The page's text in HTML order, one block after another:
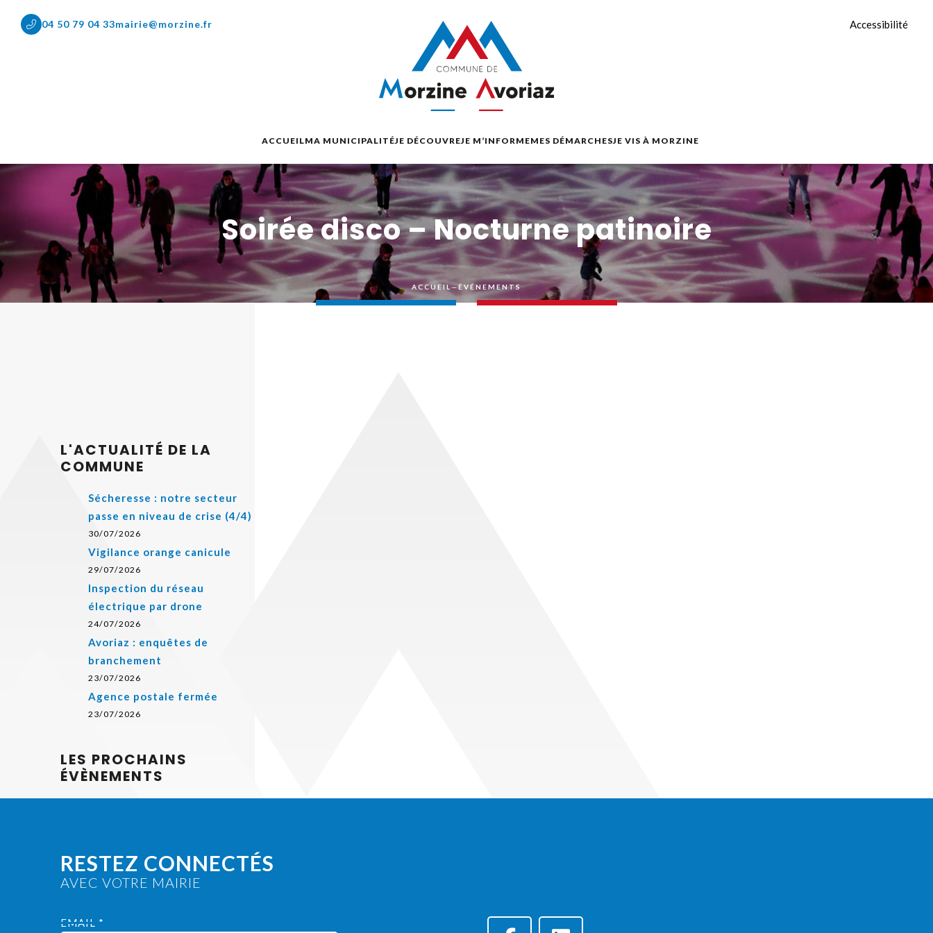
04 50 79 04 33mairie@morzine.fr Accessibilité
ACCUEILMA MUNICIPALITÉJE DÉCOUVREJE M’INFORMEMES DÉMARCHESJE VIS À MORZINE
Soirée disco – Nocturne patinoire
ACCUEIL—ÉVÉNEMENTS
L'ACTUALITÉ DE LA
COMMUNE
Sécheresse : notre secteur
passe en niveau de crise (4/4)
30/07/2026
Vigilance orange canicule
29/07/2026
Inspection du réseau
électrique par drone
24/07/2026
Avoriaz : enquêtes de
branchement
23/07/2026
Agence postale fermée
23/07/2026
LES PROCHAINS
ÉVÈNEMENTS
RESTEZ CONNECTÉS
AVEC VOTRE MAIRIE
EMAIL *